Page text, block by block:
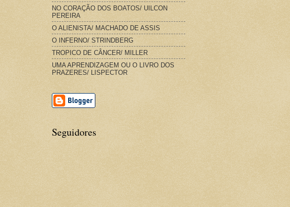
NO CORAÇÃO DOS BOATOS/ UILCON
PEREIRA
O ALIENISTA/ MACHADO DE ASSIS
O INFERNO/ STRINDBERG
TROPICO DE CÂNCER/ MILLER
UMA APRENDIZAGEM OU O LIVRO DOS
PRAZERES/ LISPECTOR
Seguidores